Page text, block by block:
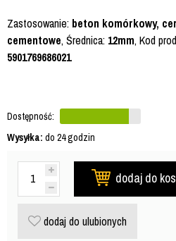
Zastosowanie: beton komórkowy,
cementowe, Średnica: 12mm, Kod
5901769686021
Dostępność:
Wysyłka: do 24 godzin
dodaj do
dodaj do ulubionych